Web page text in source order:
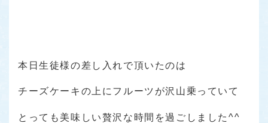
本日生徒様の差し入れで頂いたのは
チーズケーキの上にフルーツが沢山乗っていて
とっても美味しい贅沢な時間を過ごしました^^